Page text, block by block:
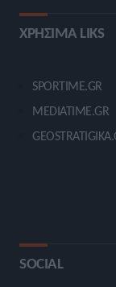
ΧΡΗΣΙΜΑ LIKS
SPORTIME.GR
MEDIATIME.GR
SOCIAL